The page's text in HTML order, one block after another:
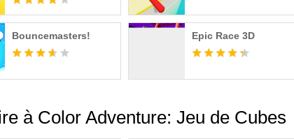
Bouncemasters! Epic Race 3D
à Color Adventure: Jeu de Cubes